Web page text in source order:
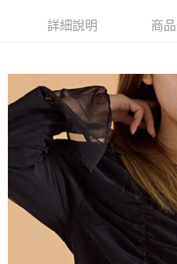
流程，驗證手機門號後，選擇欲分期
消。如遇「轉專審核」未通過狀況，
法說明評估內容。
【繳款方式說明】
1.分期款項不併入電信帳單，「大哥
醒簡訊。
2.透過簡訊連結打開帳單後，可選擇
帳／街口支付／iPASS MONEY」等
1.本服務係由「台灣大哥大股份有限
用戶於交易時，得透過本服務購買商
買賣價金債權讓與本公司後，依約使
2.基於同意付款使用「大哥付你分期
【關於「AFTEE先享後付」】
１．簡單：不需註冊會員、不需綁卡
２．便利：只要手機號碼，簡訊認證
３．安心：先確認商品／服務後，再
【「AFTEE先享後付」結帳流程】
１．於結帳方式選擇「AFTEE先享後
結帳頁面，進行簡訊認證並確認金額
２．訂單成立數日內，您將收到繳費
３．收到繳費通知簡訊後14天內，點
ATM／網路銀行／等多元方式進行付
※ 請注意：結帳手續完成當下不需立
購買商品的店家。未經商家同意取消
後付繳納相關費用。
※ 交易是否成功請以「AFTEE先享
全家取貨付款
每筆NT$60，滿NT$1,500(含以
全家純取貨
每筆NT$60，滿NT$1,500(含以上
萊爾富取貨付款
每筆NT$60，滿NT$1,500(含以上
萊爾富純取貨
詳細說明 商